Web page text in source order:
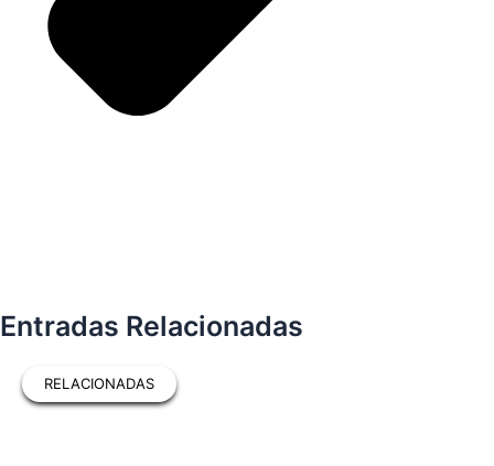
Entradas Relacionadas
RELACIONADAS